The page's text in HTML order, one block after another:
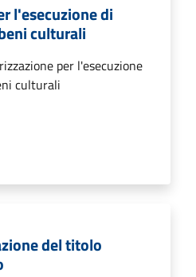
l'esecuzione di
culturali
per l'esecuzione
culturali
del titolo